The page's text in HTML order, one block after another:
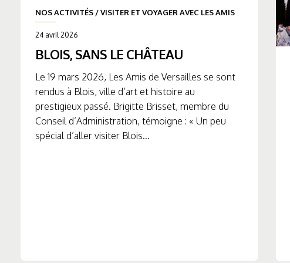
NOS ACTIVITÉS /VISITER ET VOYAGER AVEC LES AMIS
24 avril 2026
BLOIS, SANS LE CHÂTEAU
Le 19 mars 2026, Les Amis de Versailles se sont
rendus à Blois, ville d’art et histoire au
prestigieux passé. Brigitte Brisset, membre du
Conseil d’Administration, témoigne : « Un peu
spécial d’aller visiter Blois...